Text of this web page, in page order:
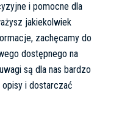
i pomocne dla
jakiekolwiek
zachęcamy do
dostępnego na
są dla nas bardzo
opisy i dostarczać